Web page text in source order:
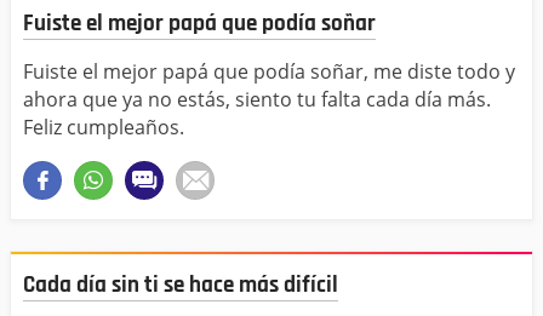
Fuiste el mejor papá que podía soñar
Fuiste el mejor papá que podía soñar, me diste todo y
ahora que ya no estás, siento tu falta cada día más.
Feliz cumpleaños.
Cada día sin ti se hace más difícil